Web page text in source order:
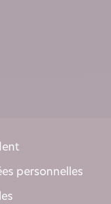
personnelles